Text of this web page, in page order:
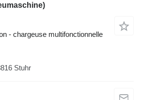
- chargeuse multifonctionnelle
Stuhr